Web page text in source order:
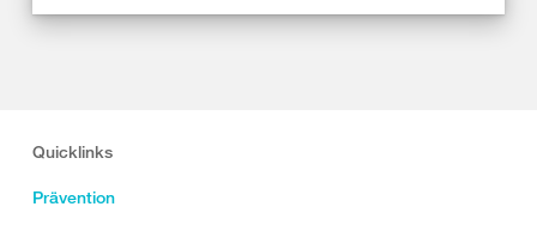
Quicklinks
Prävention